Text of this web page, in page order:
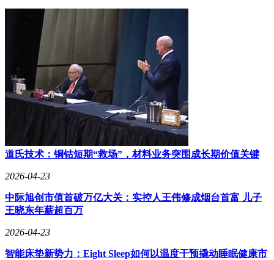
管理层更迭或带来产品策略调整。据内部人士透露，苹果可能
加快产品迭代周期，iPhone、Mac和可穿戴设备的创新节奏将
明显提速。公司还在探索更轻量化的设备形态和AI原生硬
件，这些新方向有望在特努斯时代逐步落地。随着交接日期临
近，科技界正密切关注这家科技巨头将如何延续创新基因，在
竞争激烈的市场中保持领先地位。
道氏技术：铜钴短期“救场”，材料业务突围成长期价值关键
2026-04-23
中际旭创市值首破万亿大关：实控人王伟修成烟台首富 儿子
王晓东年薪超百万
2026-04-23
智能床垫新势力：Eight Sleep如何以温度干预撬动睡眠健康市